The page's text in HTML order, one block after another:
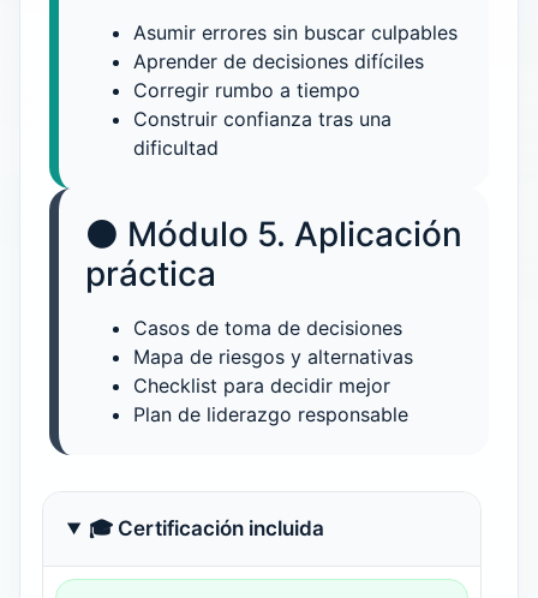
Asumir errores sin buscar culpables
Aprender de decisiones difíciles
Corregir rumbo a tiempo
Construir confianza tras una
dificultad
⚫ Módulo 5. Aplicación
práctica
Casos de toma de decisiones
Mapa de riesgos y alternativas
Checklist para decidir mejor
Plan de liderazgo responsable
🎓 Certificación incluida